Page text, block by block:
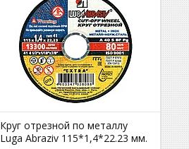
Круг отрезной по металлу
Luga Abraziv 115*1,4*22.23 мм.